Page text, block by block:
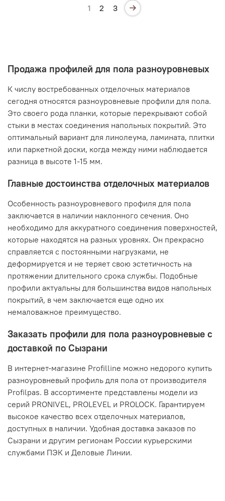
1 2 3
Продажа профилей для пола разноуровневых
К числу востребованных отделочных материалов
сегодня относятся разноуровневые профили для пола.
Это своего рода планки, которые перекрывают собой
стыки в местах соединения напольных покрытий. Это
оптимальный вариант для линолеума, ламината, плитки
или паркетной доски, когда между ними наблюдается
разница в высоте 1-15 мм.
Главные достоинства отделочных материалов
Особенность разноуровневого профиля для пола
заключается в наличии наклонного сечения. Оно
необходимо для аккуратного соединения поверхностей,
которые находятся на разных уровнях. Он прекрасно
справляется с постоянными нагрузками, не
деформируется и не теряет свою эстетичность на
протяжении длительного срока службы. Подобные
профили актуальны для большинства видов напольных
покрытий, в чем заключается еще одно их
немаловажное преимущество.
Заказать профили для пола разноуровневые с
доставкой по Сызрани
В интернет-магазине Profilline можно недорого купить
разноуровневый профиль для пола от производителя
Profilpas. В ассортименте представлены модели из
серий PRONIVEL, PROLEVEL и PROLOCK. Гарантируем
высокое качество всех отделочных материалов,
доступных в наличии. Удобная доставка заказов по
Сызрани и другим регионам России курьерскими
службами ПЭК и Деловые Линии.